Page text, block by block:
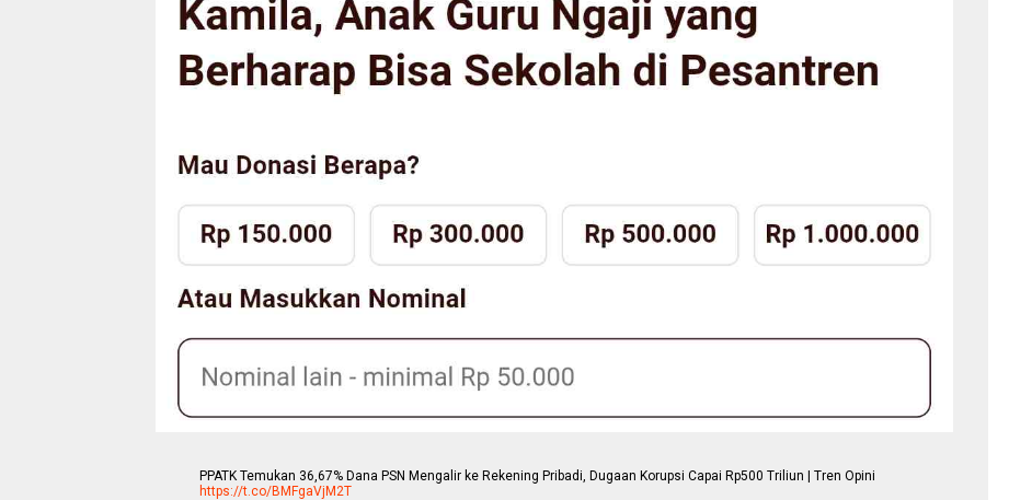
PPATK Temukan 36,67% Dana PSN Mengalir ke Rekening Pribadi, Dugaan Korupsi Capai Rp500 Triliun | Tren Opini
https://t.co/BMFgaVjM2T